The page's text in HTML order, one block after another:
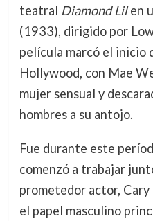
teatral Diamond Lilen
(1933), dirigido por
película marcó el inicio
Hollywood, con Mae
mujer sensual y
hombres a su antojo.
Fue durante este
comenzó a trabajar
prometedor actor,
el papel masculino